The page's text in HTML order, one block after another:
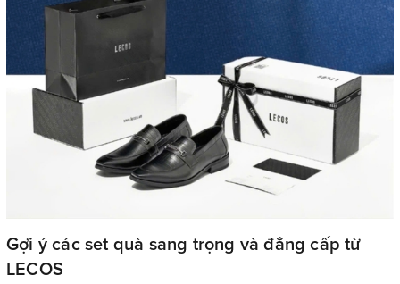
Gợi ý các set quà sang trọng và đẳng cấp từ
LECOS